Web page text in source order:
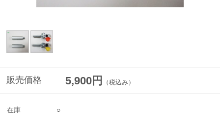
販売価格 5,900円 （税込み）
在庫 ○